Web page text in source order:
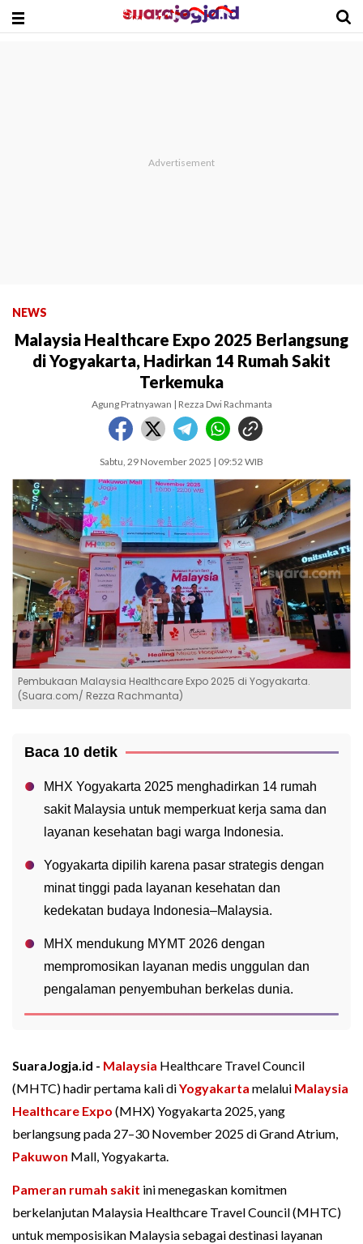
NEWS
Malaysia Healthcare Expo 2025 Berlangsung
di Yogyakarta, Hadirkan 14 Rumah Sakit
Terkemuka
Agung Pratnyawan | Rezza Dwi Rachmanta
Sabtu, 29 November 2025 | 09:52 WIB
Pembukaan Malaysia Healthcare Expo 2025 di Yogyakarta.
(Suara.com/ Rezza Rachmanta)
Baca 10 detik
MHX Yogyakarta 2025 menghadirkan 14 rumah
sakit Malaysia untuk memperkuat kerja sama dan
layanan kesehatan bagi warga Indonesia.
Yogyakarta dipilih karena pasar strategis dengan
minat tinggi pada layanan kesehatan dan
kedekatan budaya Indonesia–Malaysia.
MHX mendukung MYMT 2026 dengan
mempromosikan layanan medis unggulan dan
pengalaman penyembuhan berkelas dunia.
SuaraJogja.id - Malaysia Healthcare Travel Council
(MHTC) hadir pertama kali diYogyakarta melalui Malaysia
Healthcare Expo (MHX) Yogyakarta 2025, yang
berlangsung pada 27–30 November 2025 di Grand Atrium,
Pakuwon Mall, Yogyakarta.
Pameran rumah sakit ini menegaskan komitmen
berkelanjutan Malaysia Healthcare Travel Council (MHTC)
untuk memposisikan Malaysia sebagai destinasi layanan